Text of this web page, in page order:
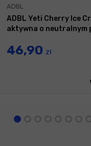
ADBL
ADBL Yeti Cherry Ice
aktywna o neutralnym
46,90 zł